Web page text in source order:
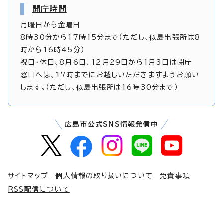
開庁時間
月曜日から金曜日
8時30分から17時15分まで（ただし、似島出張所は8
時から16時45分）
祝日・休日、8月6日、12月29日から1月3日は閉庁
窓口へは、17時までにお越しいただきますようお願い
します。（ただし、似島出張所は16時30分まで）
広島市公式SNS情報発信中
サイトマップ 個人情報の取り扱いについて
免責事項
RSS配信について